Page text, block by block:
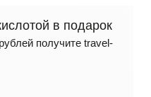
в подарок
получите travel-